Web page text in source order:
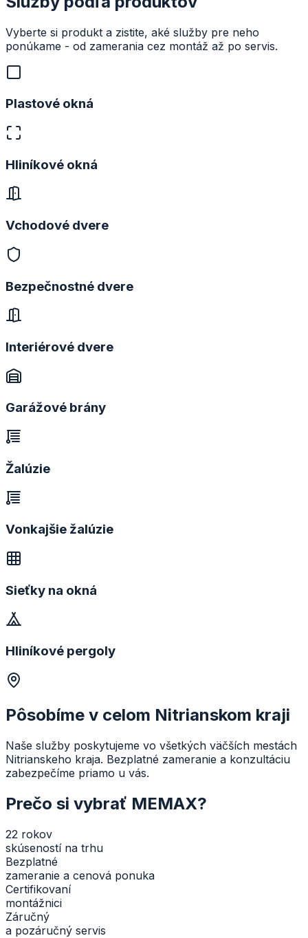
Vyberte si produkt a zistite, aké služby pre neho
ponúkame - od zamerania cez montáž až po servis.
Plastové okná
Hliníkové okná
Vchodové dvere
Bezpečnostné dvere
Interiérové dvere
Garážové brány
Žalúzie
Vonkajšie žalúzie
Sieťky na okná
Hliníkové pergoly
Pôsobíme v celom Nitrianskom kraji
Naše služby poskytujeme vo všetkých väčších mestách
Nitrianskeho kraja. Bezplatné zameranie a konzultáciu
zabezpečíme priamo u vás.
Prečo si vybrať MEMAX?
22 rokov
skúseností na trhu
Bezplatné
zameranie a cenová ponuka
Certifikovaní
montážnici
Záručný
a pozáručný servis